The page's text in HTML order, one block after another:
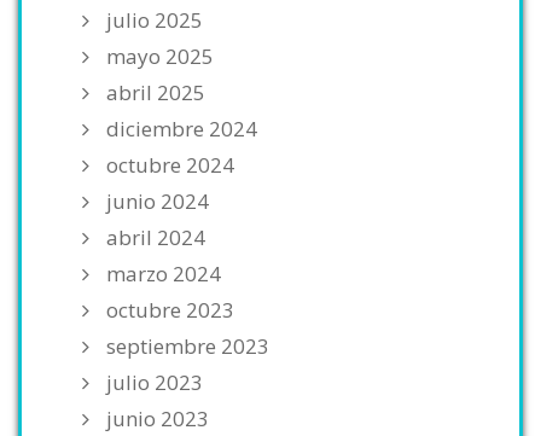
julio 2025
mayo 2025
abril 2025
diciembre 2024
octubre 2024
junio 2024
abril 2024
marzo 2024
octubre 2023
septiembre 2023
julio 2023
junio 2023